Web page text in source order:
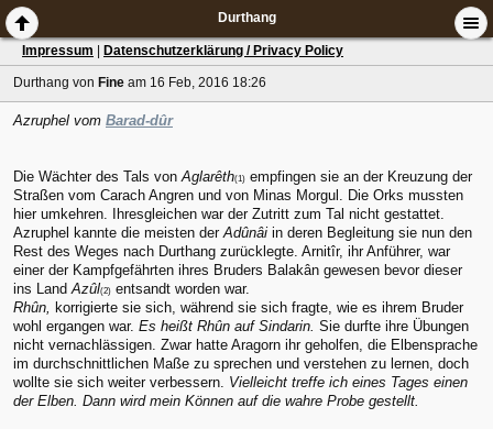
Durthang
Impressum Datenschutzerklärung / Privacy Policy
Durthang von Fine am 16 Feb, 2016 18:26
Azruphel vom Barad-dûr
Die Wächter des Tals vonAglarêth(1) empfingen sie an der Kreuzung der
Straßen vom Carach Angren und von Minas Morgul. Die Orks mussten
hier umkehren. Ihresgleichen war der Zutritt zum Tal nicht gestattet.
Azruphel kannte die meisten derAdûnâi in deren Begleitung sie nun den
Rest des Weges nach Durthang zurücklegte. Arnitîr, ihr Anführer, war
einer der Kampfgefährten ihres Bruders Balakân gewesen bevor dieser
ins LandAzûl(2) entsandt worden war.
Rhûn, korrigierte sie sich, während sie sich fragte, wie es ihrem Bruder
wohl ergangen war. Es heißt Rhûn auf Sindarin. Sie durfte ihre Übungen
nicht vernachlässigen. Zwar hatte Aragorn ihr geholfen, die Elbensprache
im durchschnittlichen Maße zu sprechen und verstehen zu lernen, doch
wollte sie sich weiter verbessern. Vielleicht treffe ich eines Tages einen
der Elben. Dann wird mein Können auf die wahre Probe gestellt.